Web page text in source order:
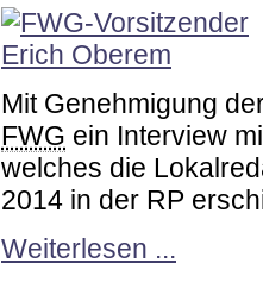
Mit Genehmigung
FWG ein Interview
welches die
2014 in der RP
Weiterlesen ...